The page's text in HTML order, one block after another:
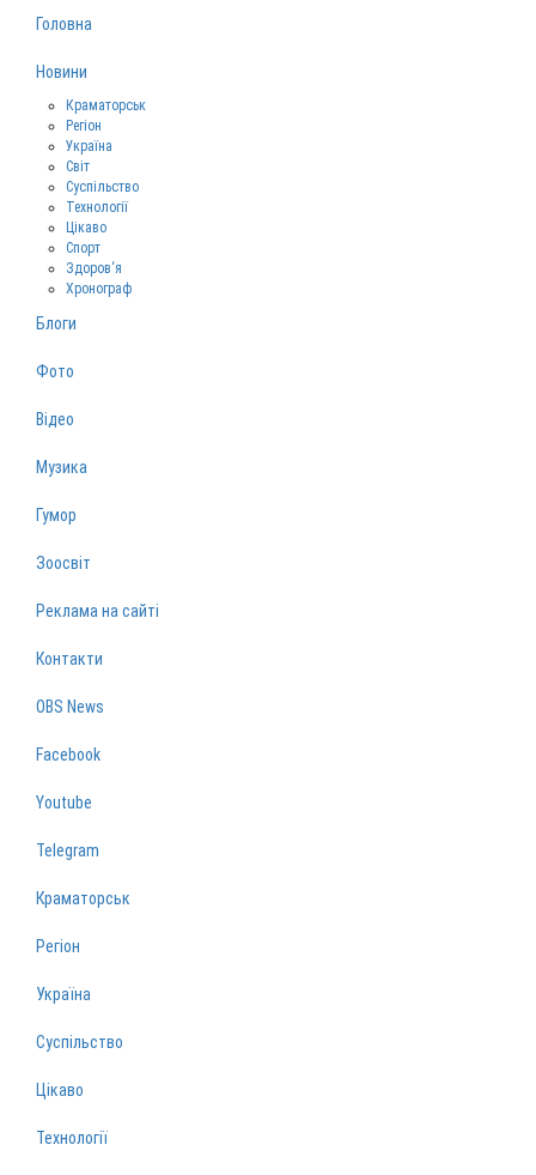
Головна
Новини
Краматорськ
Регіон
Україна
Світ
Суспільство
Технології
Цікаво
Спорт
Здоров‘я
Хронограф
Блоги
Фото
Відео
Музика
Гумор
Зоосвіт
Реклама на сайті
Контакти
OBS News
Facebook
Youtube
Telegram
Краматорськ
Регіон
Україна
Суспільство
Цікаво
Технології